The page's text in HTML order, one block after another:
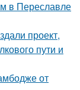
в Переславле
проект,
пути и
от